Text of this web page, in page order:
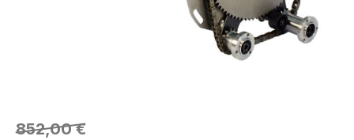
852,00 €